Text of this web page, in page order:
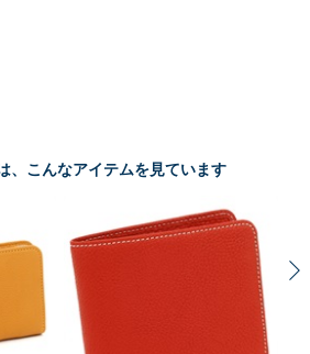
、こんなアイテムを見ています